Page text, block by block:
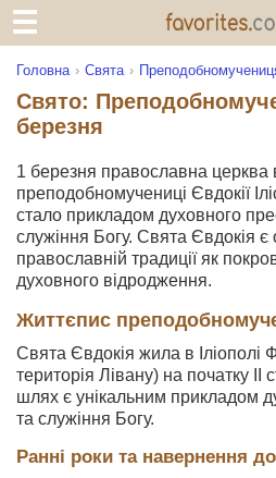
Головна Свята
Свято:
березня
1 березня православна
преподобномучениці Євдокії
стало прикладом духовного
служіння Богу. Свята Євдокія
православній традиції як
духовного відродження.
Життєпис
Свята Євдокія жила в Іліополі
територія Лівану) на початку ІІ
шлях є унікальним прикладом
та служіння Богу.
Ранні роки та навернення